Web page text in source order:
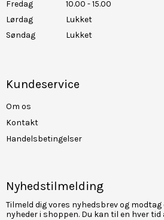
Fredag
10.00 - 15.00
Lørdag
Lukket
Søndag
Lukket
Kundeservice
Om os
Kontakt
Handelsbetingelser
Nyhedstilmelding
Tilmeld dig vores nyhedsbrev og
nyheder i shoppen. Du kan til en hver tid